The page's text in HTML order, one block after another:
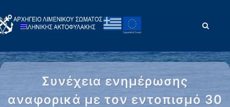
Συνέχεια ενημέρωσης
αναφορικά με τον εντοπισμό 30